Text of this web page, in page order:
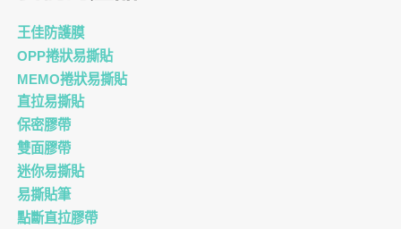
王佳防護膜
OPP捲狀易撕貼
MEMO捲狀易撕貼
直拉易撕貼
保密膠帶
雙面膠帶
迷你易撕貼
易撕貼筆
點斷直拉膠帶